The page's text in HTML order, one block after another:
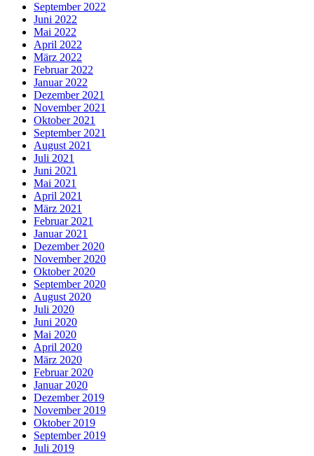
September 2022
Juni 2022
Mai 2022
April 2022
März 2022
Februar 2022
Januar 2022
Dezember 2021
November 2021
Oktober 2021
September 2021
August 2021
Juli 2021
Juni 2021
Mai 2021
April 2021
März 2021
Februar 2021
Januar 2021
Dezember 2020
November 2020
Oktober 2020
September 2020
August 2020
Juli 2020
Juni 2020
Mai 2020
April 2020
März 2020
Februar 2020
Januar 2020
Dezember 2019
November 2019
Oktober 2019
September 2019
Juli 2019